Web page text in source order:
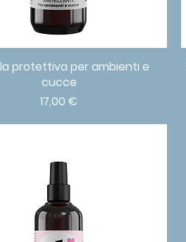
Vista rapida
protettiva per ambienti e
cucce
Prezzo
17,00 €